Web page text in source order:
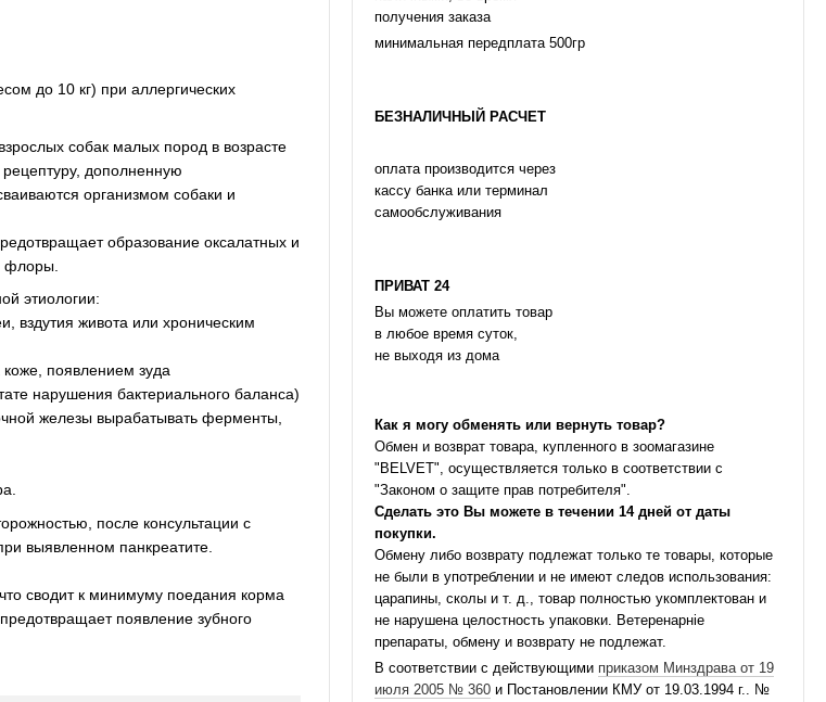
до 10 кг) при аллергических
собак малых пород в возрасте
дополненную
организмом собаки и
образование оксалатных и
флоры.
этиологии:
вздутия живота или хроническим
появлением зуда
нарушения бактериального баланса)
железы вырабатывать ферменты,
после консультации с
выявленном панкреатите.
сводит к минимуму поедания корма
появление зубного
получения заказа
минимальная передплата 500гр
БЕЗНАЛИЧНЫЙ РАСЧЕТ
оплата производится через
кассу банка или терминал
самообслуживания
ПРИВАТ 24
Вы можете оплатить товар
в любое время суток,
не выходя из дома
Как я могу обменять или вернуть товар?
Обмен и возврат товара, купленного в зоомагазине
"BELVET", осуществляется только в соответствии с
"Законом о защите прав потребителя".
Сделать это Вы можете в течении 14 дней от даты
покупки.
Обмену либо возврату подлежат только те товары, которые
не были в употреблении и не имеют следов использования:
царапины, сколы и т. д., товар полностью укомплектован и
не нарушена целостность упаковки. Ветеренарніе
препараты, обмену и возврату не подлежат.
В соответствии с действующими приказом Минздрава от 19
июля 2005 № 360и Постановлении КМУ от 19.03.1994 г.. №